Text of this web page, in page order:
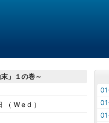
」１の巻～
Wed）